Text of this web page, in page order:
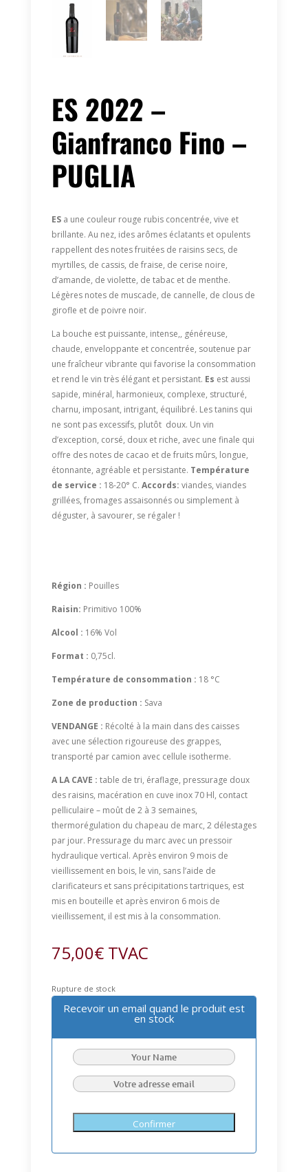
ES 2022 –
Gianfranco Fino –
PUGLIA
ES a une couleur rouge rubis concentrée, vive et
brillante. Au nez, ides arômes éclatants et opulents
rappellent des notes fruitées de raisins secs, de
myrtilles, de cassis, de fraise, de cerise noire,
d’amande, de violette, de tabac et de menthe.
Légères notes de muscade, de cannelle, de clous de
girofle et de poivre noir.
La bouche est puissante, intense,, généreuse,
chaude, enveloppante et concentrée, soutenue par
une fraîcheur vibrante qui favorise la consommation
et rend le vin très élégant et persistant. Es est aussi
sapide, minéral, harmonieux, complexe, structuré,
charnu, imposant, intrigant, équilibré. Les tanins qui
ne sont pas excessifs, plutôt doux. Un vin
d’exception, corsé, doux et riche, avec une finale qui
offre des notes de cacao et de fruits mûrs, longue,
étonnante, agréable et persistante. Température
de service : 18-20° C. Accords: viandes, viandes
grillées, fromages assaisonnés ou simplement à
déguster, à savourer, se régaler !
Région : Pouilles
Raisin: Primitivo 100%
Alcool : 16% Vol
Format : 0,75cl.
Température de consommation : 18 °C
Zone de production : Sava
VENDANGE : Récolté à la main dans des caisses
avec une sélection rigoureuse des grappes,
transporté par camion avec cellule isotherme.
A LA CAVE : table de tri, éraflage, pressurage doux
des raisins, macération en cuve inox 70 Hl, contact
pelliculaire – moût de 2 à 3 semaines,
thermorégulation du chapeau de marc, 2 délestages
par jour. Pressurage du marc avec un pressoir
hydraulique vertical. Après environ 9 mois de
vieillissement en bois, le vin, sans l’aide de
clarificateurs et sans précipitations tartriques, est
mis en bouteille et après environ 6 mois de
vieillissement, il est mis à la consommation.
75,00€ TVAC
Rupture de stock
Recevoir un email quand le produit est
en stock
Confirmer